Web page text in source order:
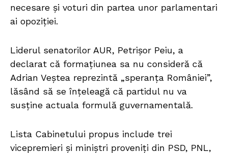
necesare și voturi din partea unor parlamentari
ai opoziției.
Liderul senatorilor AUR, Petrișor Peiu, a
declarat că formațiunea sa nu consideră că
Adrian Veștea reprezintă „speranța României”,
lăsând să se înțeleagă că partidul nu va
susține actuala formulă guvernamentală.
Lista Cabinetului propus include trei
vicepremieri și miniștri proveniți din PSD, PNL,